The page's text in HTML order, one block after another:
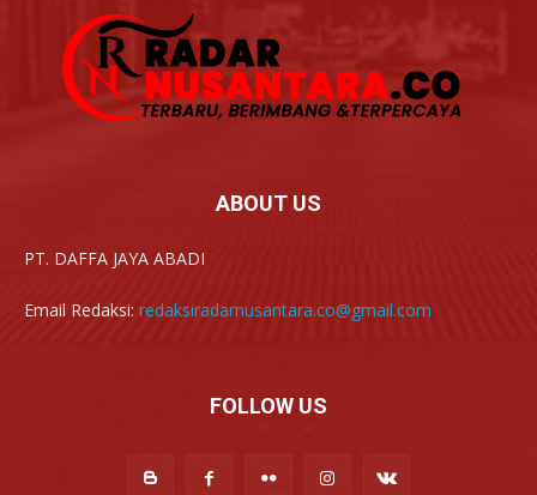
ABOUT US
PT. DAFFA JAYA ABADI
Email Redaksi: redaksiradarnusantara.co@gmail.com
FOLLOW US